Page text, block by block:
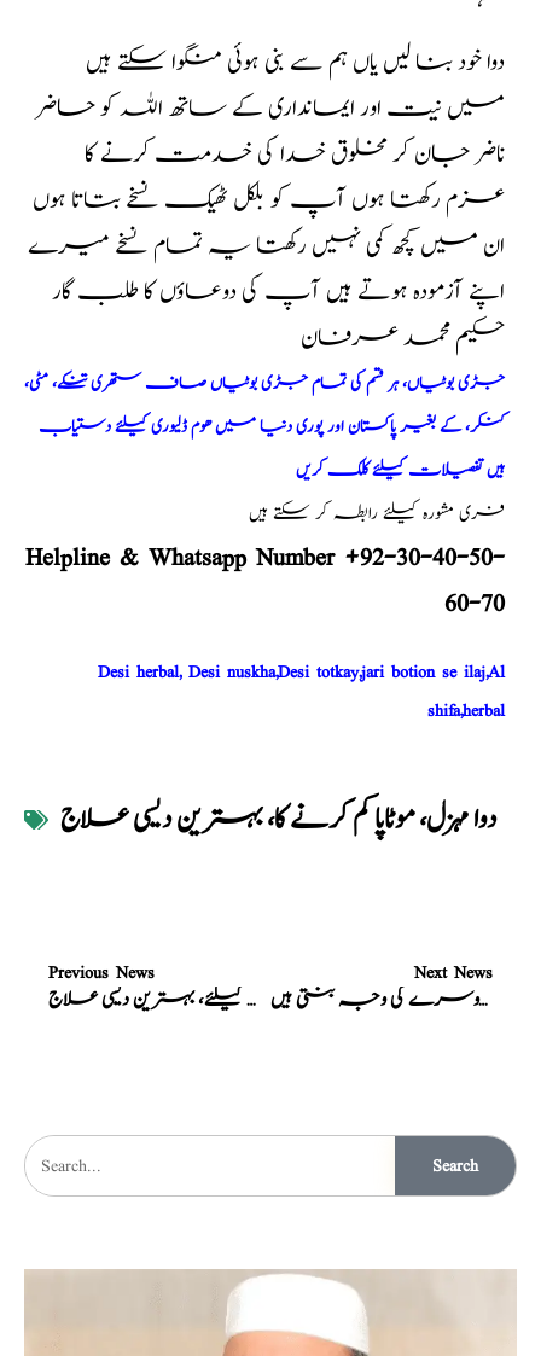
دوا خود بنا لیں یاں ہم سے بنی ہوئی منگوا سکتے ہیں
میں نیت اور ایمانداری کے ساتھ اللہ کو حاضر
ناضر جان کر مخلوق خدا کی خدمت کرنے کا
عزم رکھتا ہوں آپ کو بلکل ٹھیک نسخے بتاتا ہوں
ان میں کچھ کمی نہیں رکھتا یہ تمام نسخے میرے
اپنے آزمودہ ہوتے ہیں آپ کی دوعاؤں کا طلب گار
حکیم محمد عرفان
جڑی بوٹیاں، ہر قسم کی تمام جڑی بوٹیاں صاف ستھری تنکے، مٹی،
کنکر، کے بغیر پاکستان اور پوری دنیا میں ھوم ڈلیوری کیلئے دستیاب
ہیں تفصیلات کیلئے کلک کریں
فری مشورہ کیلئے رابطہ کر سکتے ہیں
Helpline & Whatsapp Number +92-30-40-50-
60-70
Desi herbal, Desi nuskha,Desi totkay,jari botion se ilaj,Al
shifa,herbal
دوا مہزل، موٹاپا کم کرنے کا، بہترین دیسی علاج
Previous News
ہر قسم کے درد، عرق النساء، اور وجع المفاضل کیلئے، بہترین دیسی علاج
Next News
بواسیر اور قبض دو ایسی بیماریاں ہیں جو ایک دوسرے کی وجہ بنتی ہیں
Search